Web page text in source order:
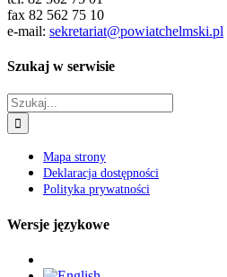
Szukaj
Deklaracja dostępności
Polityka prywatności
Wersje językowe